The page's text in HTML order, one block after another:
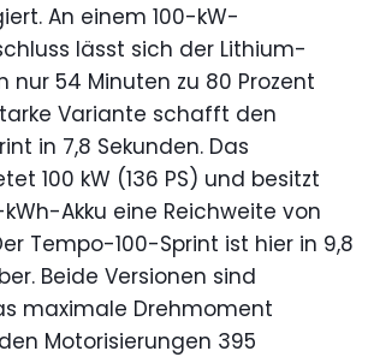
An einem 100-kW-
lässt sich der Lithium-
nur 54 Minuten zu 80 Prozent
Variante schafft den
in 7,8 Sekunden. Das
100 kW (136 PS) und besitzt
Akku eine Reichweite von
Tempo-100-Sprint ist hier in 9,8
Beide Versionen sind
maximale Drehmoment
Motorisierungen 395